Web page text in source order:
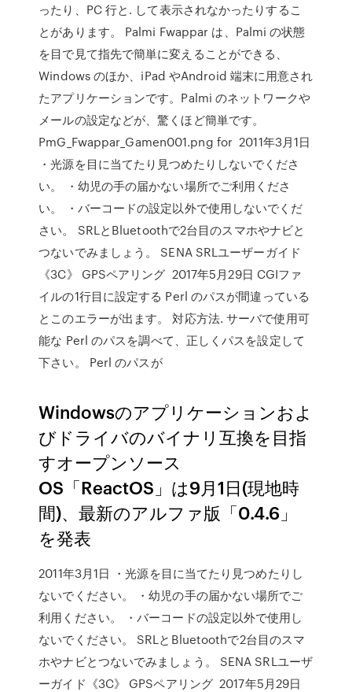
ったり、PC 行と. して表示されなかったりするこ
とがあります。 Palmi Fwappar は、Palmi の状態
を目で見て指先で簡単に変えることができる、
Windows のほか、iPad やAndroid 端末に用意され
たアプリケーションです。Palmi のネットワークや
メールの設定などが、驚くほど簡単です。
PmG_Fwappar_Gamen001.png for 2011年3月1日
・光源を目に当てたり見つめたりしないでくださ
い。 ・幼児の手の届かない場所でご利用くださ
い。 ・バーコードの設定以外で使用しないでくだ
さい。 SRLとBluetoothで2台目のスマホやナビと
つないでみましょう。 SENA SRLユーザーガイド
《3C》 GPSペアリング 2017年5月29日 CGIファ
イルの1行目に設定する Perl のパスが間違っている
とこのエラーが出ます。 対応方法. サーバで使用可
能な Perl のパスを調べて、正しくパスを設定して
下さい。 Perl のパスが
Windowsのアプリケーションおよ
びドライバのバイナリ互換を目指
すオープンソース
OS「ReactOS」は9月1日(現地時
間)、最新のアルファ版「0.4.6」
を発表
2011年3月1日 ・光源を目に当てたり見つめたりし
ないでください。 ・幼児の手の届かない場所でご
利用ください。 ・バーコードの設定以外で使用し
ないでください。 SRLとBluetoothで2台目のスマ
ホやナビとつないでみましょう。 SENA SRLユーザ
ーガイド《3C》 GPSペアリング 2017年5月29日